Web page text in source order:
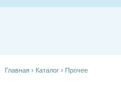
Главная › Каталог › Прочее